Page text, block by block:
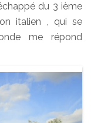
du 3 ième
italien , qui se
me répond